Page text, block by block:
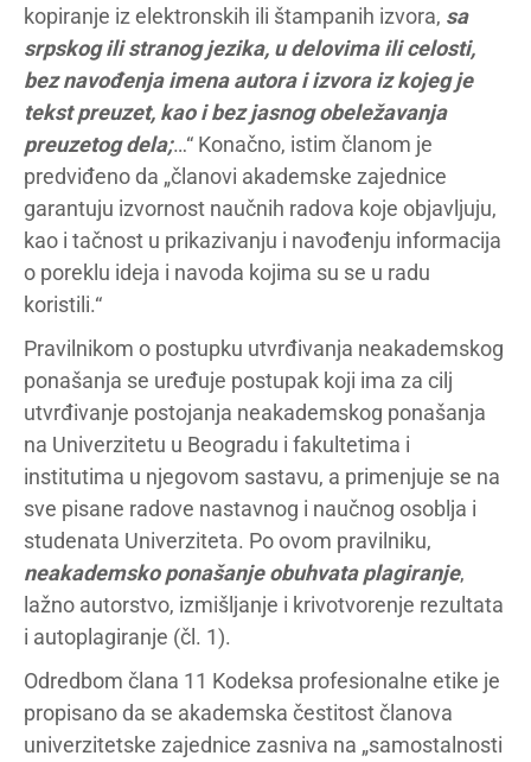
kopiranje iz elektronskih ili štampanih izvora, sa
srpskog ili stranog jezika, u delovima ili celosti,
bez navođenja imena autora i izvora iz kojeg je
tekst preuzet, kao i bez jasnog obeležavanja
preuzetog dela;…“ Konačno, istim članom je
predviđeno da „članovi akademske zajednice
garantuju izvornost naučnih radova koje objavljuju,
kao i tačnost u prikazivanju i navođenju informacija
o poreklu ideja i navoda kojima su se u radu
koristili.“
Pravilnikom o postupku utvrđivanja neakademskog
ponašanja se uređuje postupak koji ima za cilj
utvrđivanje postojanja neakademskog ponašanja
na Univerzitetu u Beogradu i fakultetima i
institutima u njegovom sastavu, a primenjuje se na
sve pisane radove nastavnog i naučnog osoblja i
studenata Univerziteta. Po ovom pravilniku,
neakademsko ponašanje obuhvata plagiranje,
lažno autorstvo, izmišljanje i krivotvorenje rezultata
i autoplagiranje (čl. 1).
Odredbom člana 11 Kodeksa profesionalne etike je
propisano da se akademska čestitost članova
univerzitetske zajednice zasniva na „samostalnosti